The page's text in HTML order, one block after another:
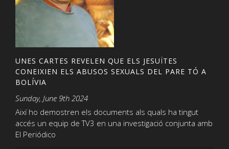
UNES CARTES REVELEN QUE ELS JESUÏTES
CONEIXIEN ELS ABUSOS SEXUALS DEL PARE TÓ A
BOLÍVIA
Sunday, June 9th 2024
Així ho demostren els documents als quals ha tingut
accés un equip de TV3 en una investigació conjunta amb
El Periódico